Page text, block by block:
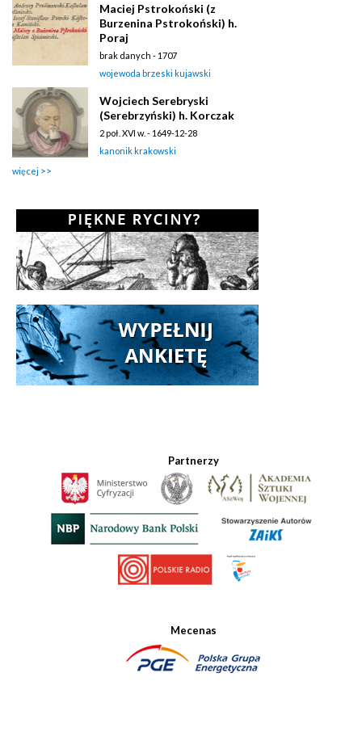
Maciej Pstrokoński (z
Burzenina Pstrokoński) h.
Poraj
brak danych - 1707
wojewoda brzeski kujawski
Wojciech Serebryski
(Serebrzyński) h. Korczak
2 poł. XVI w. - 1649-12-28
kanonik krakowski
więcej
Partnerzy
Mecenas